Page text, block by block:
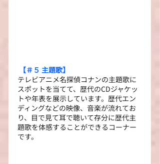
【＃５ 主題歌】
テレビアニメ名探偵コナンの主題歌に
スポットを当てて、歴代のCDジャケッ
トや年表を展示しています。歴代エン
ディングなどの映像、音楽が流れてお
り、目で見て耳で聴いて存分に歴代主
題歌を体感することができるコーナー
です。